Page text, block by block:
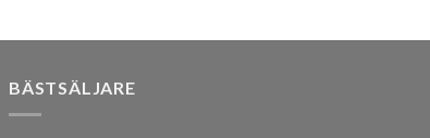
BÄSTSÄLJARE